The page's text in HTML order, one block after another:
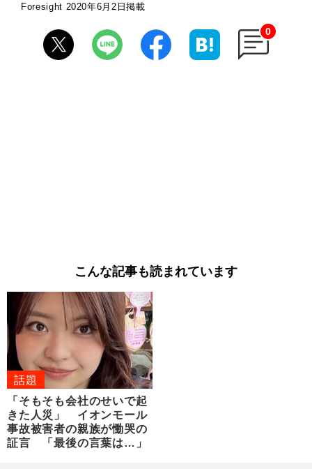
Foresight 2020年6月2日掲載
0
こんな記事も読まれています
話題
「そもそも会社のせいで起
きた人災」 イオンモール
事故被害者の親族が慟哭の
証言 「最後の言葉は…」